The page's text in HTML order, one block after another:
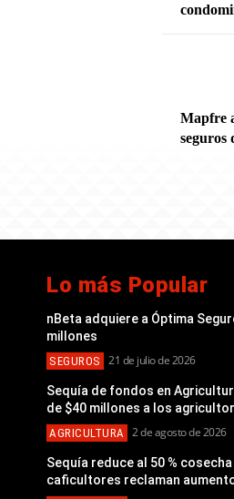
Mapfre
seguros
Lo más Popular
nBeta adquiere a Óptima
millones
SEGUROS 21 de julio de 2026
Sequía de fondos en
de $40 millones a los
AGRICULTURA 2 de agosto de 2026
Sequía reduce al 50 %
caficultores reclaman